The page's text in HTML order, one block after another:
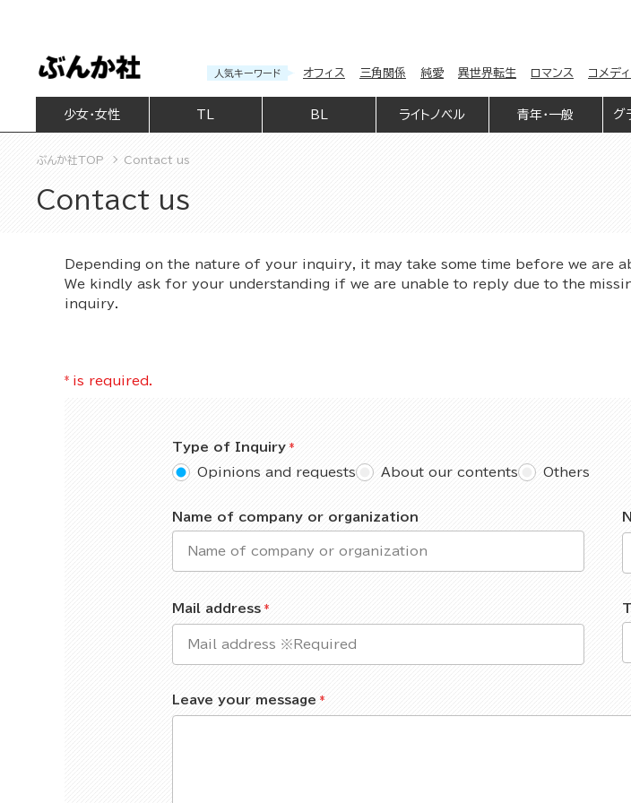
人気キーワード オフィス 三角関係 純愛 異世界転生 ロマンス コメディ
少女・女性 BL ライトノベル 青年・一般 グ
ぶんか社TOP Contact us
Contact us
Depending on the nature of your inquiry, it may take some time before we are
We kindly ask for your understanding if we are unable to reply due to the
inquiry.
* is required.
Type of Inquiry
Opinions and requests
About our contents Others
Name of company or organization
Mail address
Leave your message